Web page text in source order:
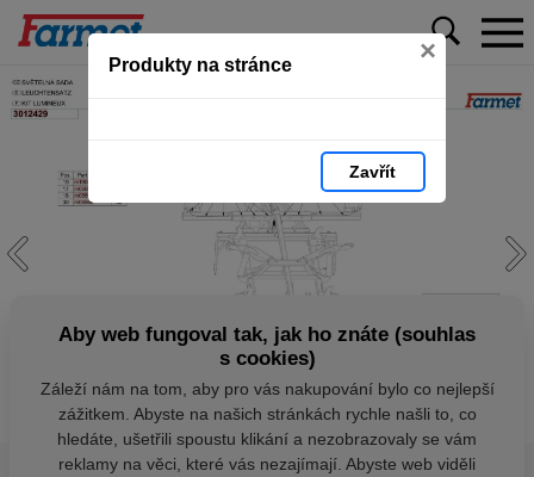
Produkty na stránce ×
Zavřít
Aby web fungoval tak, jak ho znáte (souhlas
s cookies)
Záleží nám na tom, aby pro vás nakupování bylo co nejlepší
zážitkem. Abyste na našich stránkách rychle našli to, co
hledáte, ušetřili spoustu klikání a nezobrazovaly se vám
reklamy na věci, které vás nezajímají. Abyste web viděli